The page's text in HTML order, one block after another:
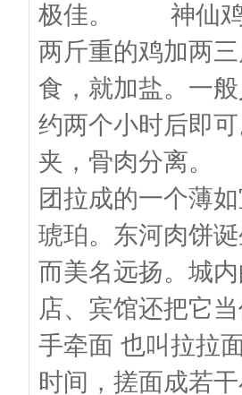
极佳。 神仙鸡
两斤重的鸡加两
食，就加盐。一
约两个小时后即
夹，骨肉分离。
团拉成的一个薄
琥珀。东河肉饼
而美名远扬。城
店、宾馆还把它
手牵面 也叫拉拉
时间，搓面成若